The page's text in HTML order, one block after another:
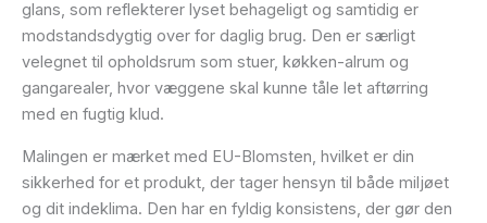
glans, som reflekterer lyset behageligt og samtidig er
modstandsdygtig over for daglig brug. Den er særligt
velegnet til opholdsrum som stuer, køkken-alrum og
gangarealer, hvor væggene skal kunne tåle let aftørring
med en fugtig klud.
Malingen er mærket med EU-Blomsten, hvilket er din
sikkerhed for et produkt, der tager hensyn til både miljøet
og dit indeklima. Den har en fyldig konsistens, der gør den